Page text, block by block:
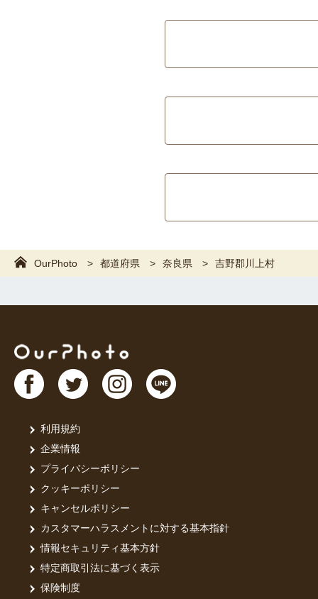
OurPhoto 都道府県 奈良県 吉野郡川上村
利用規約
企業情報
プライバシーポリシー
クッキーポリシー
キャンセルポリシー
カスタマーハラスメントに対する基本指針
情報セキュリティ基本方針
特定商取引法に基づく表示
保険制度